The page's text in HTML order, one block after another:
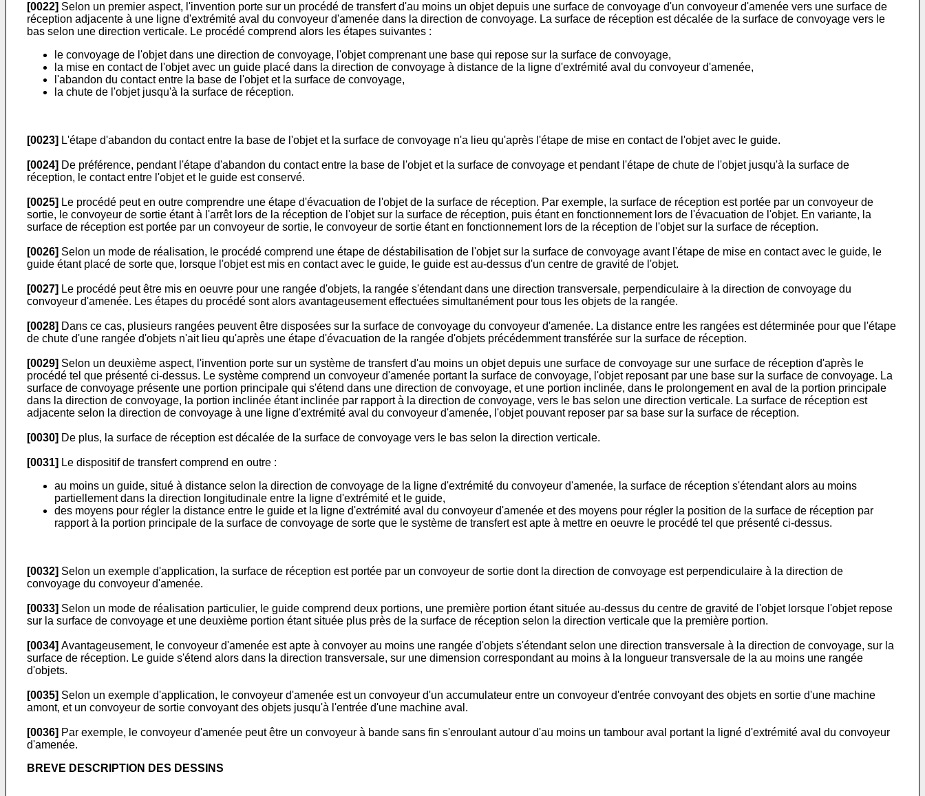
[0022] Selon un premier aspect, l'invention porte sur un procédé de transfert d'au moins un objet depuis une surface de convoyage d'un convoyeur d'amenée vers une surface de
réception adjacente à une ligne d'extrémité aval du convoyeur d'amenée dans la direction de convoyage. La surface de réception est décalée de la surface de convoyage vers le
bas selon une direction verticale. Le procédé comprend alors les étapes suivantes :
le convoyage de l'objet dans une direction de convoyage, l'objet comprenant une base qui repose sur la surface de convoyage,
la mise en contact de l'objet avec un guide placé dans la direction de convoyage à distance de la ligne d'extrémité aval du convoyeur d'amenée,
l'abandon du contact entre la base de l'objet et la surface de convoyage,
la chute de l'objet jusqu'à la surface de réception.
[0023] L'étape d'abandon du contact entre la base de l'objet et la surface de convoyage n'a lieu qu'après l'étape de mise en contact de l'objet avec le guide.
[0024] De préférence, pendant l'étape d'abandon du contact entre la base de l'objet et la surface de convoyage et pendant l'étape de chute de l'objet jusqu'à la surface de
réception, le contact entre l'objet et le guide est conservé.
[0025] Le procédé peut en outre comprendre une étape d'évacuation de l'objet de la surface de réception. Par exemple, la surface de réception est portée par un convoyeur de
sortie, le convoyeur de sortie étant à l'arrêt lors de la réception de l'objet sur la surface de réception, puis étant en fonctionnement lors de l'évacuation de l'objet. En variante, la
surface de réception est portée par un convoyeur de sortie, le convoyeur de sortie étant en fonctionnement lors de la réception de l'objet sur la surface de réception.
[0026] Selon un mode de réalisation, le procédé comprend une étape de déstabilisation de l'objet sur la surface de convoyage avant l'étape de mise en contact avec le guide, le
guide étant placé de sorte que, lorsque l'objet est mis en contact avec le guide, le guide est au-dessus d'un centre de gravité de l'objet.
[0027] Le procédé peut être mis en oeuvre pour une rangée d'objets, la rangée s'étendant dans une direction transversale, perpendiculaire à la direction de convoyage du
convoyeur d'amenée. Les étapes du procédé sont alors avantageusement effectuées simultanément pour tous les objets de la rangée.
[0028] Dans ce cas, plusieurs rangées peuvent être disposées sur la surface de convoyage du convoyeur d'amenée. La distance entre les rangées est déterminée pour que l'étape
de chute d'une rangée d'objets n'ait lieu qu'après une étape d'évacuation de la rangée d'objets précédemment transférée sur la surface de réception.
[0029] Selon un deuxième aspect, l'invention porte sur un système de transfert d'au moins un objet depuis une surface de convoyage sur une surface de réception d'après le
procédé tel que présenté ci-dessus. Le système comprend un convoyeur d'amenée portant la surface de convoyage, l'objet reposant par une base sur la surface de convoyage. La
surface de convoyage présente une portion principale qui s'étend dans une direction de convoyage, et une portion inclinée, dans le prolongement en aval de la portion principale
dans la direction de convoyage, la portion inclinée étant inclinée par rapport à la direction de convoyage, vers le bas selon une direction verticale. La surface de réception est
adjacente selon la direction de convoyage à une ligne d'extrémité aval du convoyeur d'amenée, l'objet pouvant reposer par sa base sur la surface de réception.
[0030] De plus, la surface de réception est décalée de la surface de convoyage vers le bas selon la direction verticale.
[0031] Le dispositif de transfert comprend en outre :
au moins un guide, situé à distance selon la direction de convoyage de la ligne d'extrémité du convoyeur d'amenée, la surface de réception s'étendant alors au moins
partiellement dans la direction longitudinale entre la ligne d'extrémité et le guide,
des moyens pour régler la distance entre le guide et la ligne d'extrémité aval du convoyeur d'amenée et des moyens pour régler la position de la surface de réception par
rapport à la portion principale de la surface de convoyage de sorte que le système de transfert est apte à mettre en oeuvre le procédé tel que présenté ci-dessus.
[0032] Selon un exemple d'application, la surface de réception est portée par un convoyeur de sortie dont la direction de convoyage est perpendiculaire à la direction de
convoyage du convoyeur d'amenée.
[0033] Selon un mode de réalisation particulier, le guide comprend deux portions, une première portion étant située au-dessus du centre de gravité de l'objet lorsque l'objet repose
sur la surface de convoyage et une deuxième portion étant située plus près de la surface de réception selon la direction verticale que la première portion.
[0034] Avantageusement, le convoyeur d'amenée est apte à convoyer au moins une rangée d'objets s'étendant selon une direction transversale à la direction de convoyage, sur la
surface de réception. Le guide s'étend alors dans la direction transversale, sur une dimension correspondant au moins à la longueur transversale de la au moins une rangée
d'objets.
[0035] Selon un exemple d'application, le convoyeur d'amenée est un convoyeur d'un accumulateur entre un convoyeur d'entrée convoyant des objets en sortie d'une machine
amont, et un convoyeur de sortie convoyant des objets jusqu'à l'entrée d'une machine aval.
[0036] Par exemple, le convoyeur d'amenée peut être un convoyeur à bande sans fin s'enroulant autour d'au moins un tambour aval portant la ligné d'extrémité aval du convoyeur
d'amenée.
BREVE DESCRIPTION DES DESSINS